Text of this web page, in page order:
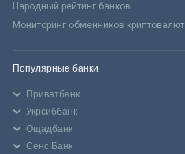
Народный рейтинг банков
Мониторинг обменников криптовалют
Популярные банки
Приватбанк
Укрсиббанк
Ощадбанк
Сенс Банк